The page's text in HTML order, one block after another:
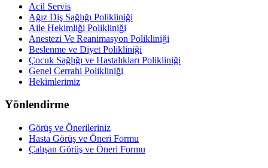
Acil Servis
Ağız Diş Sağlığı Polikliniği
Aile Hekimliği Polikliniği
Anestezi Ve Reanimasyon Polikliniği
Beslenme ve Diyet Polikliniği
Çocuk Sağlığı ve Hastalıkları Polikliniği
Genel Cerrahi Polikliniği
Hekimlerimiz
Yönlendirme
Görüş ve Önerileriniz
Hasta Görüş ve Öneri Formu
Çalışan Görüş ve Öneri Formu